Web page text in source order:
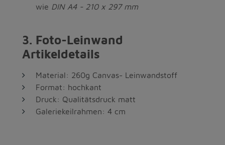
wie DIN A4 - 210 x 297 mm
3. Foto-Leinwand
Artikeldetails
Material: 260g Canvas- Leinwandstoff
Format: hochkant
Druck: Qualitätsdruck matt
Galeriekeilrahmen: 4 cm